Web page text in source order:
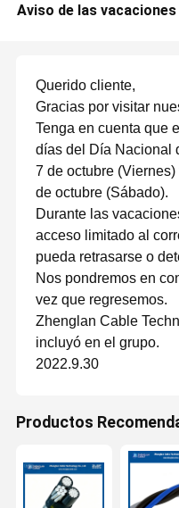
Aviso de las
Querido cliente,
Gracias por visitar
Tenga en cuenta que
días del Día Nacional
7 de octubre
de octubre (Sábado).
Durante las
acceso limitado al
pueda retrasarse o
Nos pondremos en
vez que regresemos.
Zhenglan Cable
incluyó en el grupo.
2022.9.30
Productos